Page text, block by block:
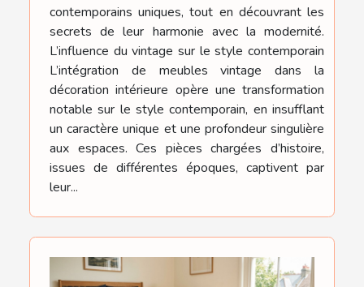
contemporains uniques, tout en découvrant les
secrets de leur harmonie avec la modernité.
L’influence du vintage sur le style contemporain
L’intégration de meubles vintage dans la
décoration intérieure opère une transformation
notable sur le style contemporain, en insufflant
un caractère unique et une profondeur singulière
aux espaces. Ces pièces chargées d’histoire,
issues de différentes époques, captivent par
leur...